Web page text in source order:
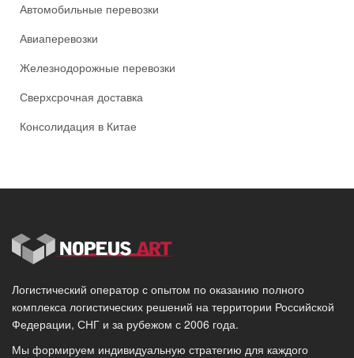
Автомобильные перевозки
Авиаперевозки
Железнодорожные перевозки
Сверхсрочная доставка
Консолидация в Китае
Логистический оператор с опытом по оказанию полного
комплекса логистических решений на территории Российской
Федерации, СНГ и за рубежом с 2006 года.
Мы формируем индивидуальную стратегию для каждого